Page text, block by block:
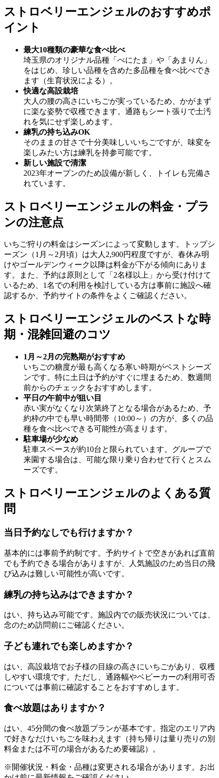
ストロベリーエンジェルのおすすめポ
イント
最大10種類の豪華な食べ比べ
埼玉県のオリジナル品種「べにたま」や「あまりん」
をはじめ、珍しい品種を含めた多品種を食べ比べでき
ます（生育状況による）。
快適な高設栽培
大人の腰の高さにいちごが実っているため、かがまず
に楽な姿勢で収穫できます。通路もシート張りで土汚
れを気にせず楽しめます。
練乳の持ち込みOK
そのままの甘さで十分美味しいいちごですが、味変を
楽しみたい方は練乳を持参可能です。
新しい施設で清潔
2023年オープンのため設備が新しく、トイレも完備さ
れています。
ストロベリーエンジェルの料金・プラ
ンの注意点
いちご狩りの料金はシーズンによって変動します。トップシ
ーズン（1月～2月頃）は大人2,900円程度ですが、春休み明
けやゴールデンウィーク以降は料金が下がる傾向にありま
す。また、予約は原則として「2名様以上」から受け付けて
いるため、1名での利用を検討している方は事前に施設へ確
認するか、予約サイトの条件をよくご確認ください。
ストロベリーエンジェルのベストな時
期・混雑回避のコツ
1月～2月の完熟期がおすすめ
いちごの糖度が最も高くなる寒い時期がベストシーズ
ンです。特に土日は予約がすぐに埋まるため、数週間
前からのチェックをおすすめします。
平日の午前中が狙い目
赤い実がなくなり次第終了となる場合があるため、予
約枠の中でも早い時間帯（10:00～）の方が、多くの品
種を食べ比べできる可能性が高まります。
駐車場が少なめ
駐車スペースが約10台と限られています。グループで
来園する場合は、可能な限り乗り合わせて行くとスム
ーズです。
ストロベリーエンジェルのよくある質
問
当日予約なしでも行けますか？
基本的には事前予約制です。予約サイトで空きがあれば直前
でも予約できる場合がありますが、人気施設のため当日の飛
び込みは難しい可能性が高いです。
練乳の持ち込みはできますか？
はい、持ち込み可能です。施設内での販売状況については、
念のため訪問前にご確認ください。
子ども連れでも楽しめますか？
はい、高設栽培でお子様の目線の高さにいちごがあり、収穫
しやすい環境です。ただし、通路幅やベビーカーの利用可否
については事前に確認することをおすすめします。
食べ放題はありますか？
はい、45分間の食べ放題プランが基本です。指定のエリア内
で好きなだけいちごを味わえます（持ち帰りは量り売りの別
料金または不可の場合があるため要確認）。
※開催状況・料金・品種は変更される場合があります。お出